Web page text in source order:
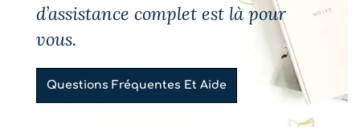
d’assistance complet est là pour
vous.
Questions Fréquentes Et Aide